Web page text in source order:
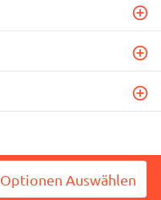
Optionen Auswählen